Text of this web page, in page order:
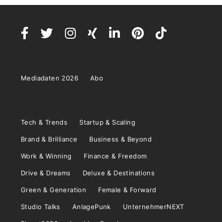
Mediadaten 2026 Abo
Tech & Trends Startup & Scaling
Brand & Brilliance Business & Beyond
Work & Winning Finance & Freedom
Drive & Dreams Deluxe & Destinations
Green & Generation Female & Forward
Studio Talks AnlagePunk UnternehmerNEXT